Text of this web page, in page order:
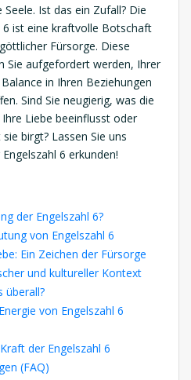
Ist das ein Zufall? Die
6 ist eine kraftvolle Botschaft
Fürsorge. Diese
Sie aufgefordert werden, Ihrer
in Ihren Beziehungen
Sind Sie neugierig, was die
Liebe beeinflusst oder
birgt? Lassen Sie uns
6 erkunden!
der Engelszahl 6?
von Engelszahl 6
Ein Zeichen der Fürsorge
und kultureller Kontext
überall?
von Engelszahl 6
der Engelszahl 6
(FAQ)